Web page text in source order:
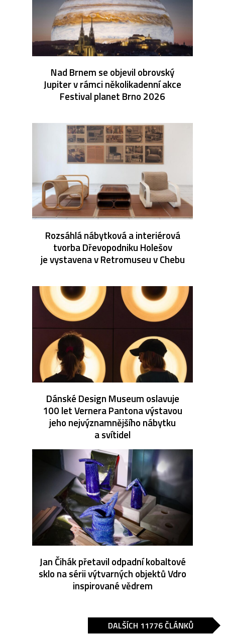
Nad Brnem se objevil obrovský
Jupiter v rámci několikadenní akce
Festival planet Brno 2026
Rozsáhlá nábytková a interiérová
tvorba Dřevopodniku Holešov
je vystavena v Retromuseu v Chebu
Dánské Design Museum oslavuje
100 let Vernera Pantona výstavou
jeho nejvýznamnějšího nábytku
a svítidel
Jan Čihák přetavil odpadní kobaltové
sklo na sérii výtvarných objektů Vdro
inspirované vědrem
DALŠÍCH 11776 ČLÁNKŮ